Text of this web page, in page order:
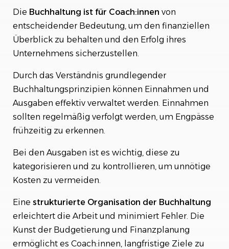
Die Buchhaltung ist für Coach:innen von
entscheidender Bedeutung, um den finanziellen
Überblick zu behalten und den Erfolg ihres
Unternehmens sicherzustellen.
Durch das Verständnis grundlegender
Buchhaltungsprinzipien können Einnahmen und
Ausgaben effektiv verwaltet werden. Einnahmen
sollten regelmäßig verfolgt werden, um Engpässe
frühzeitig zu erkennen.
Bei den Ausgaben ist es wichtig, diese zu
kategorisieren und zu kontrollieren, um unnötige
Kosten zu vermeiden.
Eine strukturierte Organisation der Buchhaltung
erleichtert die Arbeit und minimiert Fehler. Die
Kunst der Budgetierung und Finanzplanung
ermöglicht es Coach:innen, langfristige Ziele zu